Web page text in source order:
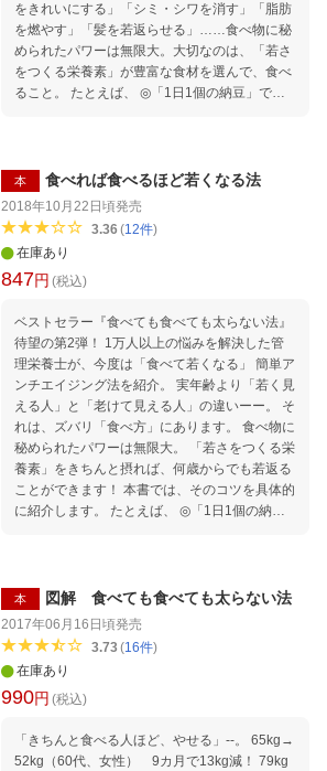
をきれいにする」「シミ・シワを消す」「脂肪
を燃やす」「髪を若返らせる」……食べ物に秘
められたパワーは無限大。大切なのは、「若さ
をつくる栄養素」が豊富な食材を選んで、食べ
ること。 たとえば、 ◎「1日1個の納豆」で、
ンチ」第1位は、シーフードスパゲティ ◎「ア
サリ＋トマトのスープ」は最強の「シミ消しス
ープ」 ◎「牡蠣」の若返りパワーで、髪うるさ
食習慣が、図解で簡単に身につきます！
本 食べれば食べるほど若くなる法
2018年10月22日頃発売
3.36 (12件)
在庫あり
847円 (税込)
ベストセラー『食べても食べても太らない法』
待望の第2弾！ 1万人以上の悩みを解決した管
理栄養士が、今度は「食べて若くなる」 簡単ア
ンチエイジング法を紹介。 実年齢より「若く見
える人」と「老けて見える人」の違いーー。 そ
れは、ズバリ「食べ方」にあります。 食べ物に
秘められたパワーは無限大。 「若さをつくる栄
養素」をきちんと摂れば、何歳からでも若返る
ことができます！ 本書では、そのコツを具体的
に紹介します。 たとえば、 ◎「1日1個の納
食」 ◎「アサリたっぷりトマトスープ」は最強
の「シミ消しスープ」 ◎「牡蠣」の若返りパワ
ーで、髪サラサラ！ などなど、おいしく食べ
て、楽しく若返る食習慣が身につく本！
本 図解 食べても食べても太らない法
2017年06月16日頃発売
3.73(16件)
在庫あり
990円 (税込)
「きちんと食べる人ほど、やせる」--。 65kg→
52kg（60代、女性） 9カ月で13kg減！ 79kg